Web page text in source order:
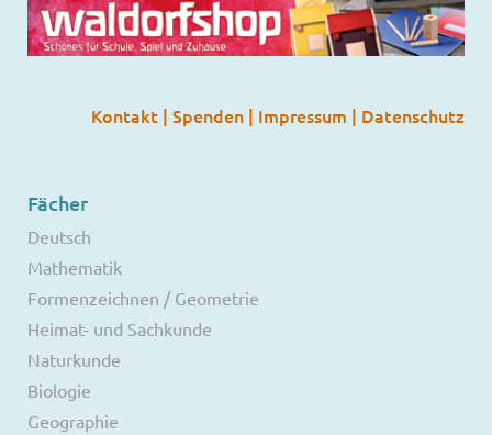
Kontakt | Spenden | Impressum | Datenschutz
Fächer
Deutsch
Mathematik
Formenzeichnen / Geometrie
Heimat- und Sachkunde
Naturkunde
Biologie
Geographie